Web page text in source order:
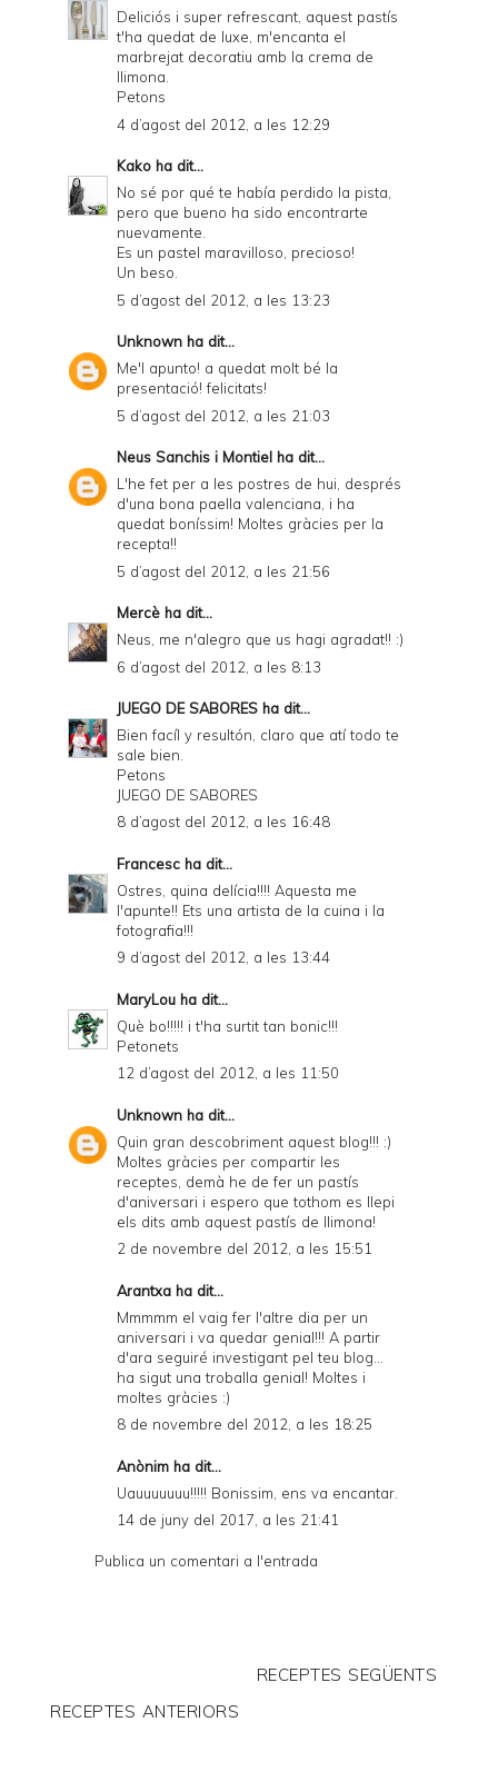
Deliciós i super refrescant, aquest pastís
t'ha quedat de luxe, m'encanta el
marbrejat decoratiu amb la crema de
llimona.
Petons
4 d’agost del 2012, a les 12:29
Kako ha dit...
No sé por qué te había perdido la pista,
pero que bueno ha sido encontrarte
nuevamente.
Es un pastel maravilloso, precioso!
Un beso.
5 d’agost del 2012, a les 13:23
Unknown ha dit...
Me'l apunto! a quedat molt bé la
presentació! felicitats!
5 d’agost del 2012, a les 21:03
Neus Sanchis i Montiel ha dit...
L'he fet per a les postres de hui, després
d'una bona paella valenciana, i ha
quedat boníssim! Moltes gràcies per la
recepta!!
5 d’agost del 2012, a les 21:56
Mercè ha dit...
Neus, me n'alegro que us hagi agradat!! :)
6 d’agost del 2012, a les 8:13
JUEGO DE SABORES ha dit...
Bien facíl y resultón, claro que atí todo te
sale bien.
Petons
JUEGO DE SABORES
8 d’agost del 2012, a les 16:48
Francesc ha dit...
Ostres, quina delícia!!!! Aquesta me
l'apunte!! Ets una artista de la cuina i la
fotografia!!!
9 d’agost del 2012, a les 13:44
MaryLou ha dit...
Què bo!!!!! i t'ha surtit tan bonic!!!
Petonets
12 d’agost del 2012, a les 11:50
Unknown ha dit...
Quin gran descobriment aquest blog!!! :)
Moltes gràcies per compartir les
receptes, demà he de fer un pastís
d'aniversari i espero que tothom es llepi
els dits amb aquest pastís de llimona!
2 de novembre del 2012, a les 15:51
Arantxa ha dit...
Mmmmm el vaig fer l'altre dia per un
aniversari i va quedar genial!!! A partir
d'ara seguiré investigant pel teu blog...
ha sigut una troballa genial! Moltes i
moltes gràcies :)
8 de novembre del 2012, a les 18:25
Anònim ha dit...
Uauuuuuuu!!!!! Bonissim, ens va encantar.
14 de juny del 2017, a les 21:41
Publica un comentari a l'entrada
RECEPTES SEGÜENTS
RECEPTES ANTERIORS